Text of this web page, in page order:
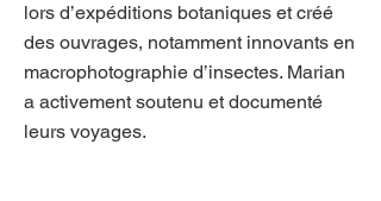
lors d’expéditions botaniques et créé
des ouvrages, notamment innovants en
macrophotographie d’insectes. Marian
a activement soutenu et documenté
leurs voyages.